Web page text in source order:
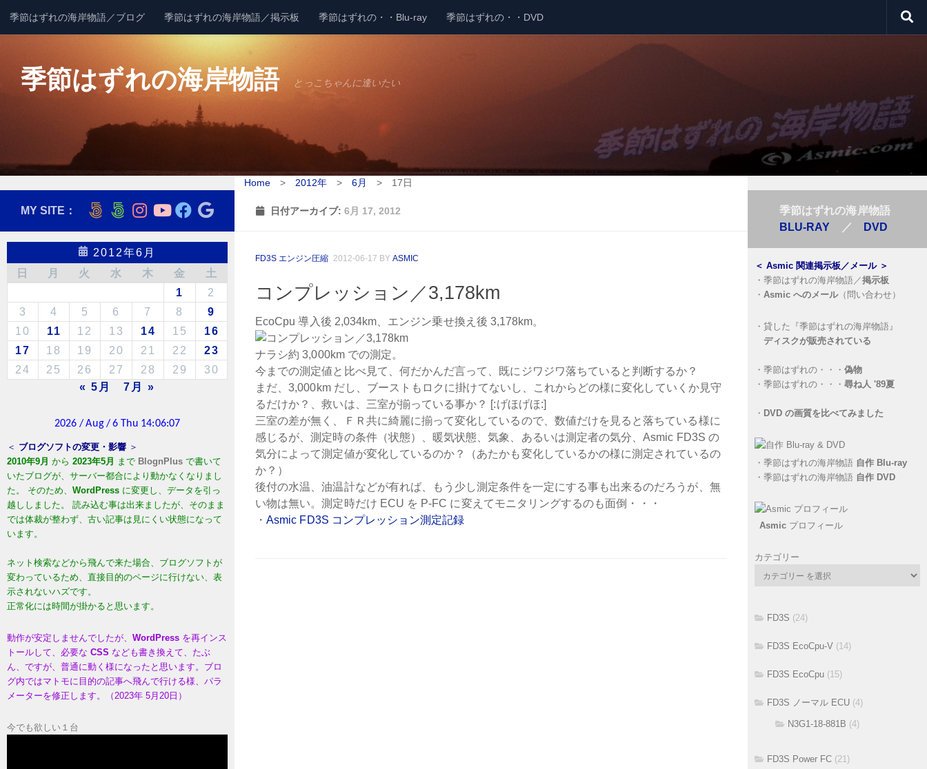
コンテンツへスキップ
季節はずれの海岸物語／ブログ 季節はずれの海岸物語／掲示板 季節はずれの・・Blu-ray 季節はずれの・・DVD
季節はずれの海岸物語 とっこちゃんに逢いたい
Home > 2012年 > 6月 > 17日
日付アーカイブ:6月 17, 2012
FD3S エンジン圧縮 2012-06-17 BYASMIC
コンプレッション／3,178km
EcoCpu 導入後 2,034km、エンジン乗せ換え後 3,178km。
ナラシ約 3,000km での測定。
今までの測定値と比べ見て、何だかんだ言って、既にジワジワ落ちていると判断するか？
まだ、3,000km だし、ブーストもロクに掛けてないし、これからどの様に変化していくか見守
るだけか？、救いは、三室が揃っている事か？ [:げほげほ:]
三室の差が無く、ＦＲ共に綺麗に揃って変化しているので、数値だけを見ると落ちている様に
感じるが、測定時の条件（状態）、暖気状態、気象、あるいは測定者の気分、Asmic FD3S の
気分によって測定値が変化しているのか？（あたかも変化しているかの様に測定されているの
か？）
後付の水温、油温計などが有れば、もう少し測定条件を一定にする事も出来るのだろうが、無
い物は無い。測定時だけ ECU を P-FC に変えてモニタリングするのも面倒・・・
・Asmic FD3S コンプレッション測定記録
MY SITE：
2012年6月
日
月 火 水 木 金
土
1
2
3
4 5 6 7 8
9
10
11 12 13 14 15
16
17
18 19 20 21 22
23
24
25 26 27 28 29
30
« 5月
7月 »
＜ ブログソフトの変更・影響 ＞
2010年9月 から 2023年5月 まで BlognPlus で書いて
いたブログが、サーバー都合により動かなくなりまし
た。 そのため、 WordPress に変更し、データを引っ
越ししました。 読み込む事は出来ましたが、そのまま
では体裁が整わず、古い記事は見にくい状態になって
います。
ネット検索などから飛んで来た場合、ブログソフトが
変わっているため、直接目的のページに行けない、表
示されないハズです。
正常化には時間が掛かると思います。
動作が安定しませんでしたが、 WordPress を再インス
トールして、必要な CSS なども書き換えて、たぶ
ん、ですが、普通に動く様になったと思います。ブロ
グ内ではマトモに目的の記事へ飛んで行ける様、パラ
メーターを修正します。（2023年 5月20日）
今でも欲しい１台
季節はずれの海岸物語
BLU-RAY ／ DVD
＜ Asmic 関連掲示板／メール＞
・ 季節はずれの海岸物語／掲示板
・ Asmic へのメール（問い合わせ）
・ 貸した『季節はずれの海岸物語』
ディスクが販売されている
・ 季節はずれの・・・ 偽物
・ 季節はずれの・・・ 尋ね人 '89夏
・ DVD の画質を比べてみました
・ 季節はずれの海岸物語 自作 Blu-ray
・ 季節はずれの海岸物語 自作 DVD
Asmic プロフィール
カテゴリー
FD3S (24)
FD3S EcoCpu-V (14)
FD3S EcoCpu (15)
FD3S ノーマル ECU (4)
N3G1-18-881B (4)
FD3S Power FC (21)